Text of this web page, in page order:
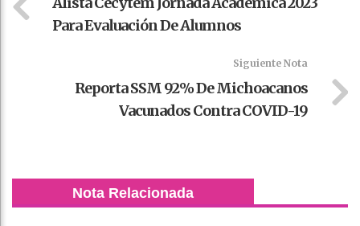
Para Evaluación De Alumnos
Siguiente Nota
Reporta SSM 92% De Michoacanos
Vacunados Contra COVID-19
Nota Relacionada